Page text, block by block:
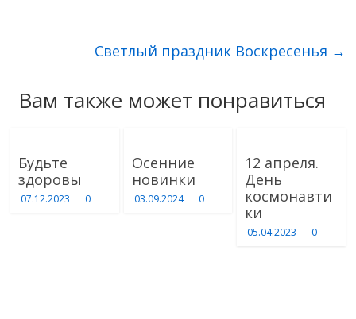
Светлый праздник Воскресенья →
Вам также может понравиться
Будьте
здоровы
07.12.2023 0
Осенние
новинки
03.09.2024 0
12 апреля.
День
космонавти
ки
05.04.2023 0